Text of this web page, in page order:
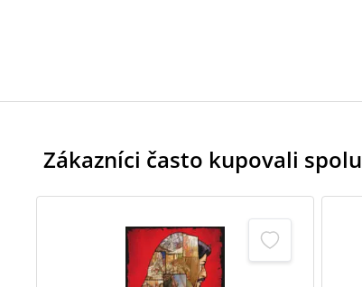
Zákazníci často kupovali spolu